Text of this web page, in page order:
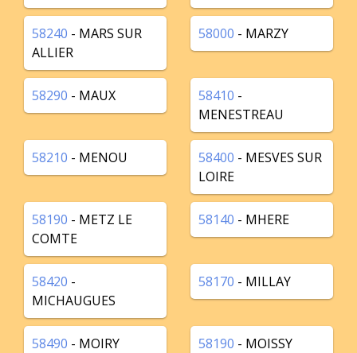
58240 - MARS SUR
ALLIER
58000 - MARZY
58290 - MAUX 58410 -
MENESTREAU
58210 - MENOU 58400 - MESVES SUR
LOIRE
58190 - METZ LE
COMTE
58140 - MHERE
58420 -
MICHAUGUES
58170 - MILLAY
58490 - MOIRY 58190 - MOISSY